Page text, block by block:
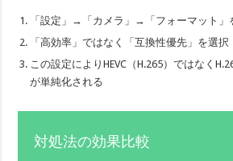
「設定」→「カメラ」→「フォーマット」
「高効率」ではなく「互換性優先」を選択
この設定によりHEVC（H.265）ではなく
が単純化される
対処法の効果比較